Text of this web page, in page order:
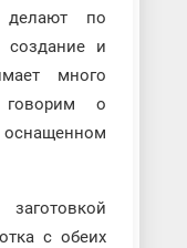
делают по
создание и
много
о
с обеих